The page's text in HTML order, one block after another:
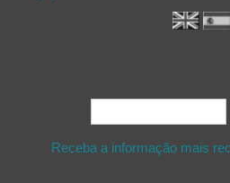
Formulário de procura
Receba a informação mais